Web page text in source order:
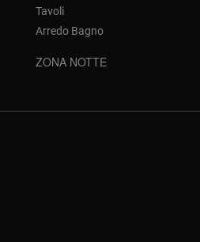
Tavoli
Arredo Bagno
ZONA NOTTE